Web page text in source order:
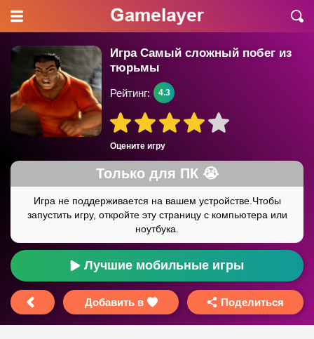
Игра Самый сложный побег из
тюрьмы
Оцените игру
Рейтинг: 4.3
Лучшие мобильные игры
Добавить в Поделиться